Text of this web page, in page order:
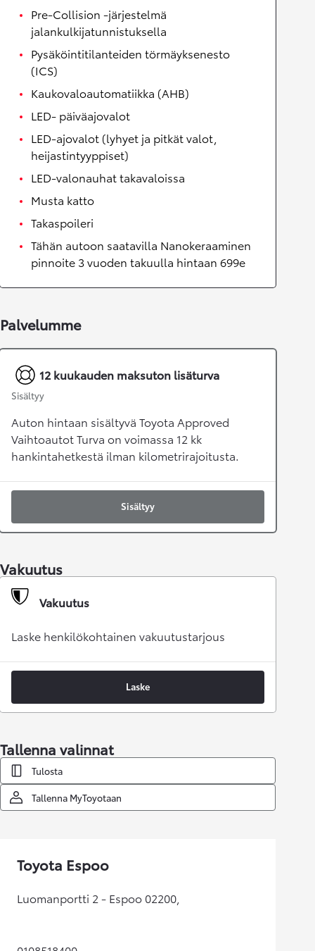
Pre-Collision -järjestelmä
jalankulkijatunnistuksella
Pysäköintitilanteiden törmäyksenesto
(ICS)
Kaukovaloautomatiikka (AHB)
LED- päiväajovalot
LED-ajovalot (lyhyet ja pitkät valot,
heijastintyyppiset)
LED-valonauhat takavaloissa
Musta katto
Takaspoileri
Tähän autoon saatavilla Nanokeraaminen
pinnoite 3 vuoden takuulla hintaan 699e
Palvelumme
12 kuukauden maksuton lisäturva
Sisältyy
Auton hintaan sisältyvä Toyota Approved
Vaihtoautot Turva on voimassa 12 kk
hankintahetkestä ilman kilometrirajoitusta.
Sisältyy
Vakuutus
Vakuutus
Laske henkilökohtainen vakuutustarjous
Laske
Tallenna valinnat
Tulosta
Tallenna MyToyotaan
Toyota Espoo
Luomanportti 2 - Espoo 02200,